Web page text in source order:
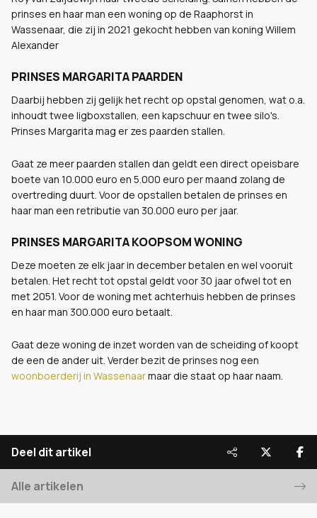
prinses en haar man een woning op de Raaphorst in
Wassenaar, die zij in 2021 gekocht hebben van koning Willem
Alexander
PRINSES MARGARITA PAARDEN
Daarbij hebben zij gelijk het recht op opstal genomen, wat o.a.
inhoudt twee ligboxstallen, een kapschuur en twee silo's.
Prinses Margarita mag er zes paarden stallen.
Gaat ze meer paarden stallen dan geldt een direct opeisbare
boete van 10.000 euro en 5.000 euro per maand zolang de
overtreding duurt. Voor de opstallen betalen de prinses en
haar man een retributie van 30.000 euro per jaar.
PRINSES MARGARITA KOOPSOM WONING
Deze moeten ze elk jaar in december betalen en wel vooruit
betalen. Het recht tot opstal geldt voor 30 jaar ofwel tot en
met 2051. Voor de woning met achterhuis hebben de prinses
en haar man 300.000 euro betaalt.
Gaat deze woning de inzet worden van de scheiding of koopt
de een de ander uit. Verder bezit de prinses nog een
woonboerderij in Wassenaarmaar die staat op haar naam.
Deel dit artikel
Alle artikelen